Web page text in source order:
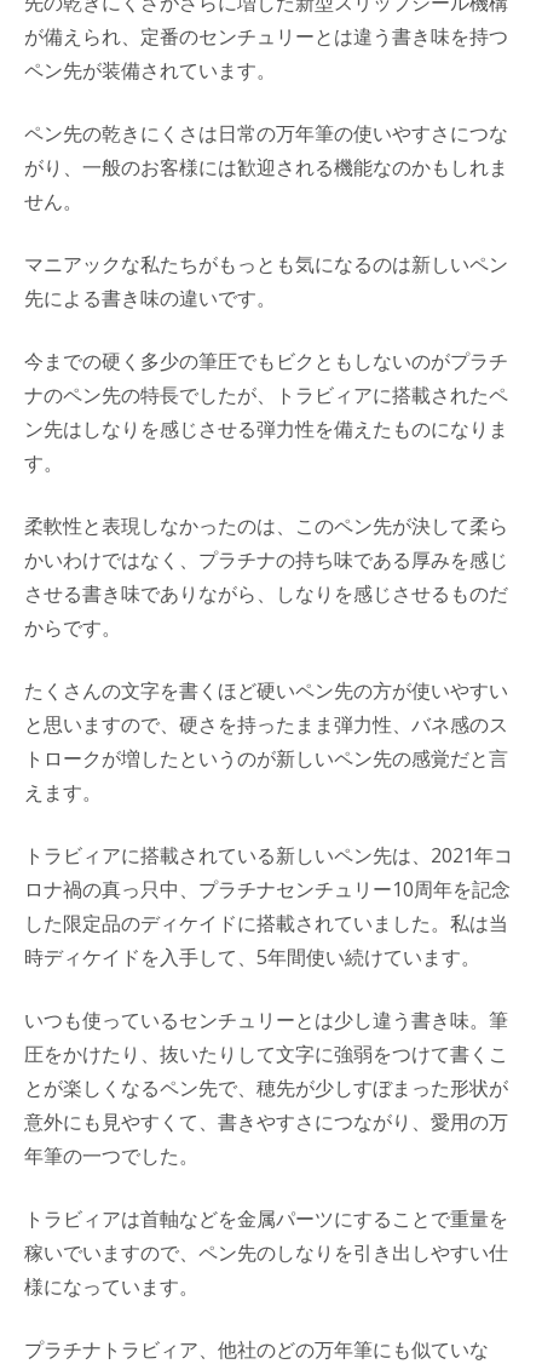
が備えられ、定番のセンチュリーとは違う書き味を持つ
ペン先が装備されています。
ペン先の乾きにくさは日常の万年筆の使いやすさにつな
がり、一般のお客様には歓迎される機能なのかもしれま
せん。
マニアックな私たちがもっとも気になるのは新しいペン
先による書き味の違いです。
今までの硬く多少の筆圧でもビクともしないのがプラチ
ナのペン先の特長でしたが、トラビィアに搭載されたペ
ン先はしなりを感じさせる弾力性を備えたものになりま
す。
柔軟性と表現しなかったのは、このペン先が決して柔ら
かいわけではなく、プラチナの持ち味である厚みを感じ
させる書き味でありながら、しなりを感じさせるものだ
からです。
たくさんの文字を書くほど硬いペン先の方が使いやすい
と思いますので、硬さを持ったまま弾力性、バネ感のス
トロークが増したというのが新しいペン先の感覚だと言
えます。
トラビィアに搭載されている新しいペン先は、2021年コ
ロナ禍の真っ只中、プラチナセンチュリー10周年を記念
した限定品のディケイドに搭載されていました。私は当
時ディケイドを入手して、5年間使い続けています。
いつも使っているセンチュリーとは少し違う書き味。筆
圧をかけたり、抜いたりして文字に強弱をつけて書くこ
とが楽しくなるペン先で、穂先が少しすぼまった形状が
意外にも見やすくて、書きやすさにつながり、愛用の万
年筆の一つでした。
トラビィアは首軸などを金属パーツにすることで重量を
稼いでいますので、ペン先のしなりを引き出しやすい仕
様になっています。
プラチナトラビィア、他社のどの万年筆にも似ていな